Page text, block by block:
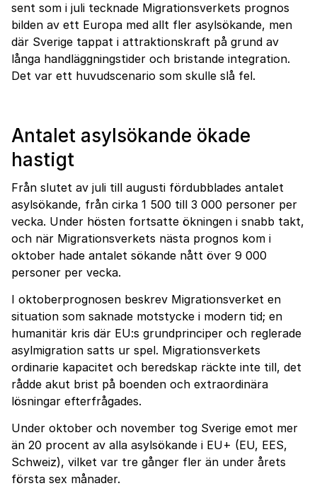
sent som i juli tecknade Migrationsverkets prognos
bilden av ett Europa med allt fler asylsökande, men
där Sverige tappat i attraktionskraft på grund av
långa handläggningstider och bristande integration.
Det var ett huvudscenario som skulle slå fel.
Antalet asylsökande ökade
hastigt
Från slutet av juli till augusti fördubblades antalet
asylsökande, från cirka 1 500 till 3 000 personer per
vecka. Under hösten fortsatte ökningen i snabb takt,
och när Migrationsverkets nästa prognos kom i
oktober hade antalet sökande nått över 9 000
personer per vecka.
I oktoberprognosen beskrev Migrationsverket en
situation som saknade motstycke i modern tid; en
humanitär kris där EU:s grundprinciper och reglerade
asylmigration satts ur spel. Migrationsverkets
ordinarie kapacitet och beredskap räckte inte till, det
rådde akut brist på boenden och extraordinära
lösningar efterfrågades.
Under oktober och november tog Sverige emot mer
än 20 procent av alla asylsökande i EU+ (EU, EES,
Schweiz), vilket var tre gånger fler än under årets
första sex månader.